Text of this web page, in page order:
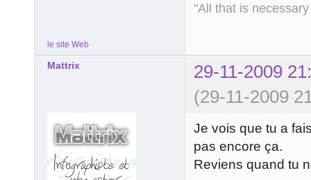
"All that is
le site Web
Mattrix
29-11-2009
(29-11-2009
Je vois que tu a
pas encore ça.
Reviens quand tu